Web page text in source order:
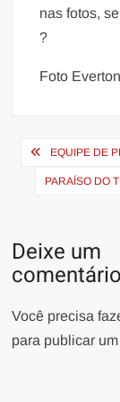
nas fotos,
?
Foto
EQUIPE DE
PARAÍSO DO
Deixe um
comentário
Você precisa
para publicar